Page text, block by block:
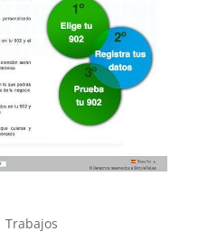
Trabajos